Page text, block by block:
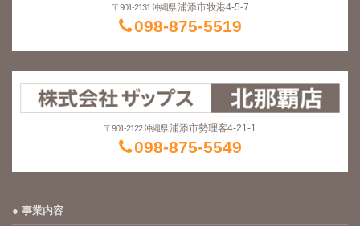
〒901-2131 沖縄県 浦添市牧港4-5-7
098-875-5519
〒901-2122 沖縄県浦添市勢理客4-21-1
098-875-5549
事業内容